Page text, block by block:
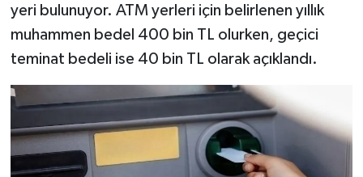
yeri bulunuyor. ATM yerleri için belirlenen yıllık
muhammen bedel 400 bin TL olurken, geçici
teminat bedeli ise 40 bin TL olarak açıklandı.